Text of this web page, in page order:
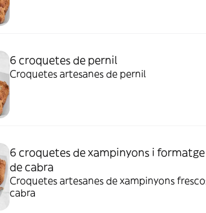
6 croquetes de pernil
Croquetes artesanes de pernil
6 croquetes de xampinyons i formatge
de cabra
Croquetes artesanes de xampinyons
cabra